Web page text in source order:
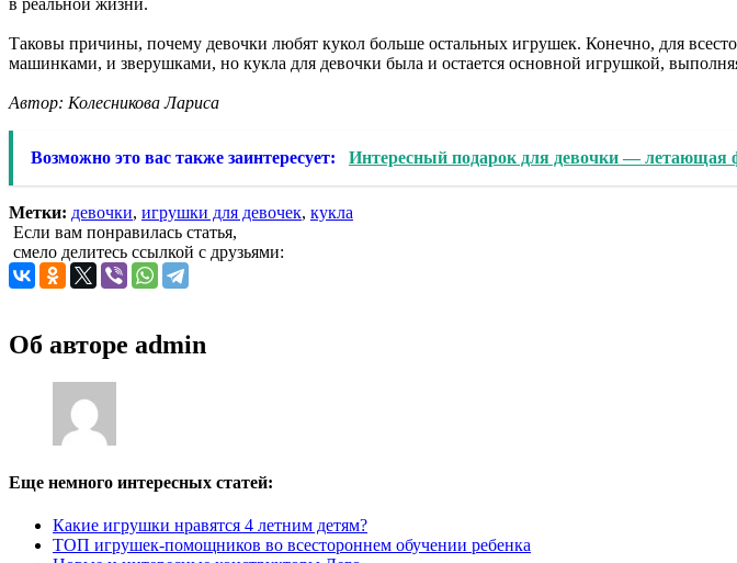
в реальной жизни.
Таковы причины, почему девочки любят кукол больше остальных игрушек. Конечно, для
машинками, и зверушками, но кукла для девочки была и остается основной игрушкой,
Автор: Колесникова Лариса
Возможно это вас также заинтересует: Интересный подарок для девочки — летающая
Метки: девочки, игрушки для девочек, кукла
Если вам понравилась статья,
смело делитесь ссылкой с друзьями:
Об авторе admin
Еще немного интересных статей:
Какие игрушки нравятся 4 летним детям?
ТОП игрушек-помощников во всестороннем обучении ребенка